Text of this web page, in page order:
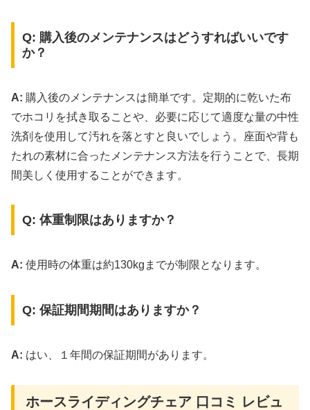
Q: 購入後のメンテナンスはどうすればいいです
か？
A: 購入後のメンテナンスは簡単です。定期的に乾いた布
でホコリを拭き取ることや、必要に応じて適度な量の中性
洗剤を使用して汚れを落とすと良いでしょう。座面や背も
たれの素材に合ったメンテナンス方法を行うことで、長期
間美しく使用することができます。
Q: 体重制限はありますか？
A: 使用時の体重は約130kgまでが制限となります。
Q: 保証期間期間はありますか？
A: はい、１年間の保証期間があります。
ホースライディングチェア 口コミ レビュ